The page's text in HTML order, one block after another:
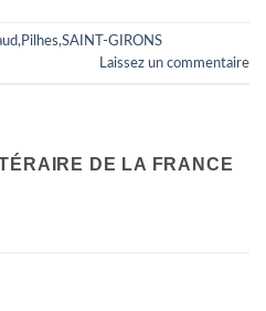
, Pilhes,SAINT-GIRONS
Laissez un commentaire
DE LA FRANCE